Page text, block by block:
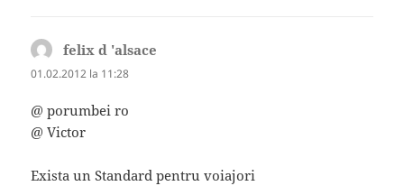
felix d 'alsace
01.02.2012 la 11:28
@ porumbei ro
@ Victor
Exista un Standard pentru voiajori